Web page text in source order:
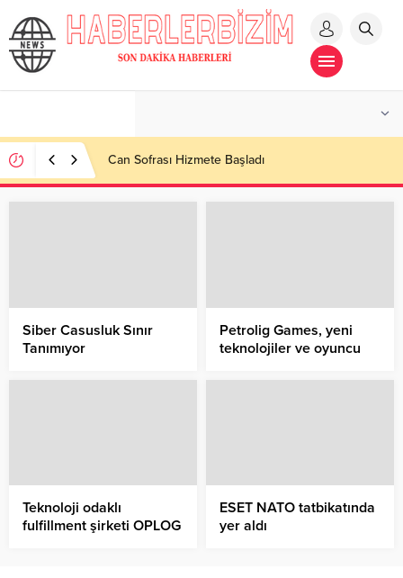
Can Sofrası Hizmete Başladı
Siber Casusluk Sınır
Tanımıyor
Petrolig Games, yeni
teknolojiler ve oyuncu
Teknoloji odaklı
fulfillment şirketi OPLOG
ESET NATO tatbikatında
yer aldı